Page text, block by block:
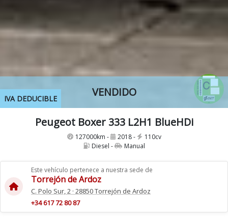
VENDIDO
IVA DEDUCIBLE
Peugeot Boxer 333 L2H1 BlueHDi
127000km - 2018 -
110cv
Diesel -
Manual
Este vehículo pertenece a nuestra sede de
Torrejón de Ardoz
C. Polo Sur, 2 · 28850 Torrejón de Ardoz
+34 617 72 80 87